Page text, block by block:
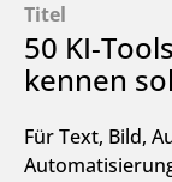
Titel
50 KI-
kennen
Für Text, Bild,